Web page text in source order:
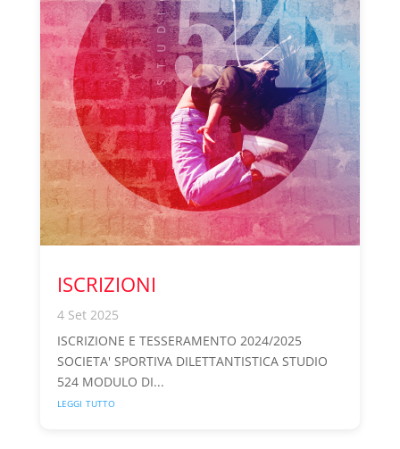
ISCRIZIONI
4 Set 2025
ISCRIZIONE E TESSERAMENTO 2024/2025
SOCIETA' SPORTIVA DILETTANTISTICA STUDIO
524 MODULO DI...
leggi tutto